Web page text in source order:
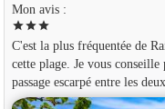
Mon avis :
starstarstar
C'est la plus fréquentée de
cette plage. Je vous
passage escarpé entre les